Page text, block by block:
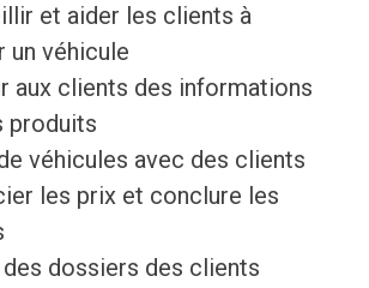
et aider les clients à
un véhicule
aux clients des informations
produits
véhicules avec des clients
les prix et conclure les
des dossiers des clients